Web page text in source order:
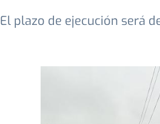
El plazo de ejecución será